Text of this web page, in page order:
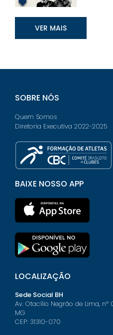
VER MAIS
SOBRE NÓS
Quem Somos
Diretoria Executiva 2022-2025
BAIXE NOSSO APP
LOCALIZAÇÃO
Sede Social BH
Av. Otacílio Negrão de Lima, nº
MG
CEP: 31310-070